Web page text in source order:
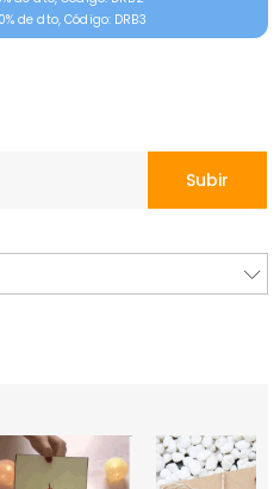
de dto, Código: DRB3
Subir